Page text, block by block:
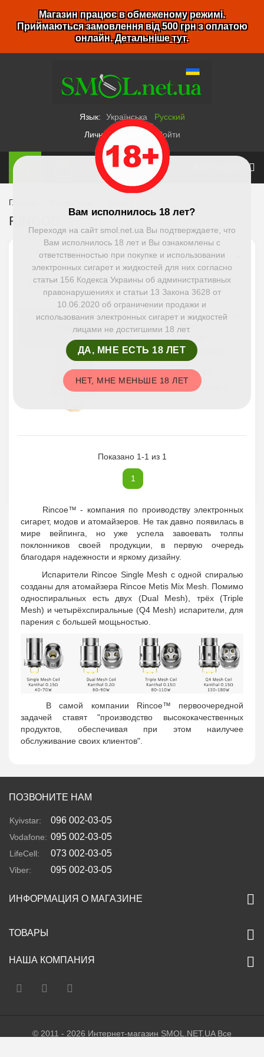
Магазин працює в обмеженому режимі.
Приймаються замовлення від 500 грн з оплатою
онлайн.Детальніше тут.
Язык: Українська
Русский
Личный кабинет:
Войти
Главная
RINCOE
Показано 1-1 из 1
Испаритель Rincoe Single
Mesh
117 грн
Нет в наличии
ПОДРОБНЕЕ
отзывов: 0
Показано 1-1 из 1
1
Rincoe™ - компания по проиводству электронных
сигарет, модов и атомайзеров. Не так давно появилась в
мире вейпинга, но уже успела завоевать толпы
поклонников своей продукции, в первую очередь
благодаря надежности и яркому дизайну.
Испарители Rincoe Single Mesh с одной спиралью
созданы для атомайзера Rincoe Metis Mix Mesh. Помимо
односпиральных есть двух (Dual Mesh), трёх (Triple
Mesh) и четырёхспиральные (Q4 Mesh) испарители, для
парения с большей мощьностью.
В самой компании Rincoe™ первоочередной
задачей ставят "производство высококачественных
продуктов, обеспечивая при этом наилучее
обслуживание своих клиентов".
ПОЗВОНИТЕ НАМ
Kyivstar: 096 002-03-05
Vodafone: 095 002-03-05
LifeCell: 073 002-03-05
Viber: 095 002-03-05
ИНФОРМАЦИЯ О МАГАЗИНЕ
ТОВАРЫ
НАША КОМПАНИЯ
© 2011 - 2026 Интернет-магазин SMOL.NET.UA Все
Вам исполнилось 18 лет?
Переходя на сайт smol.net.ua Вы подтверждаете, что
Вам исполнилось 18 лет и Вы ознакомлены с
ответственностью при покупке и использовании
электронных сигарет и жидкостей для них согласно
статьи 156 Кодекса Украины об административных
правонарушениях и статьи 13 Закона 3628 от
10.06.2020 об ограничении продажи и
использования электронных сигарет и жидкостей
лицами не достигшими 18 лет.
ДА, МНЕ ЕСТЬ 18 ЛЕТ
НЕТ, МНЕ МЕНЬШЕ 18 ЛЕТ